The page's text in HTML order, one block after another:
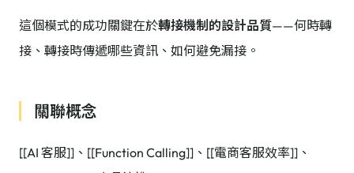
這個模式的成功關鍵在於轉接機制的設計品質——何時轉
接、轉接時傳遞哪些資訊、如何避免漏接。
關聯概念
[[AI 客服]]、[[Function Calling]]、[[電商客服效率]]、